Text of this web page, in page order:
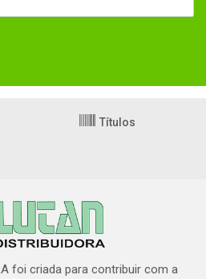
Títulos
foi criada para contribuir com a